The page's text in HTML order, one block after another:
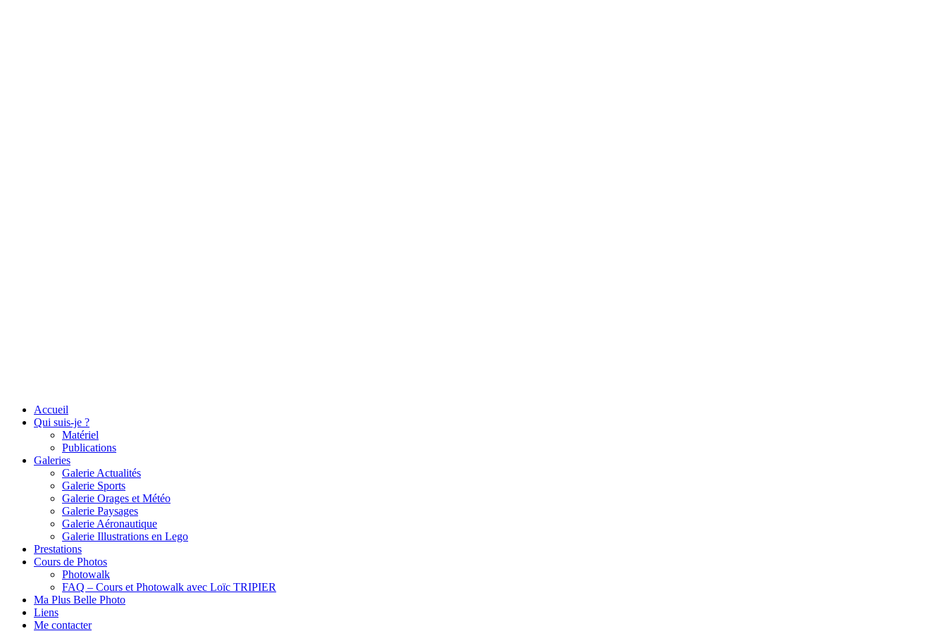
Accueil
Qui suis-je ?
Matériel
Publications
Galeries
Galerie Actualités
Galerie Sports
Galerie Orages et Météo
Galerie Paysages
Galerie Aéronautique
Galerie Illustrations en Lego
Prestations
Cours de Photos
Photowalk
FAQ – Cours et Photowalk avec Loïc TRIPIER
Ma Plus Belle Photo
Liens
Me contacter